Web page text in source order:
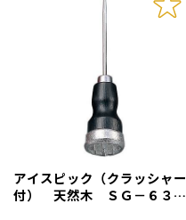
アイスピック（クラッシャー
付） 天然木 ＳＧ－６３